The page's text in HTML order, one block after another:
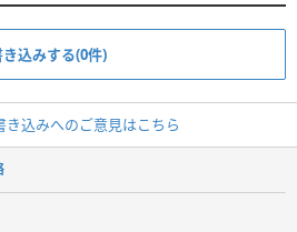
込みする(0件)
き込みへのご意見はこちら